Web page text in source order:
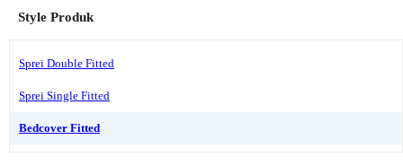
Style Produk
Sprei Double Fitted
Sprei Single Fitted
Bedcover Fitted